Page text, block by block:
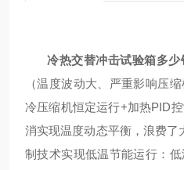
冷热交替冲击试验箱多少
（温度波动大、严重影响压
冷压缩机恒定运行+加热PID
消实现温度动态平衡，浪费
制技术实现低温节能运行：